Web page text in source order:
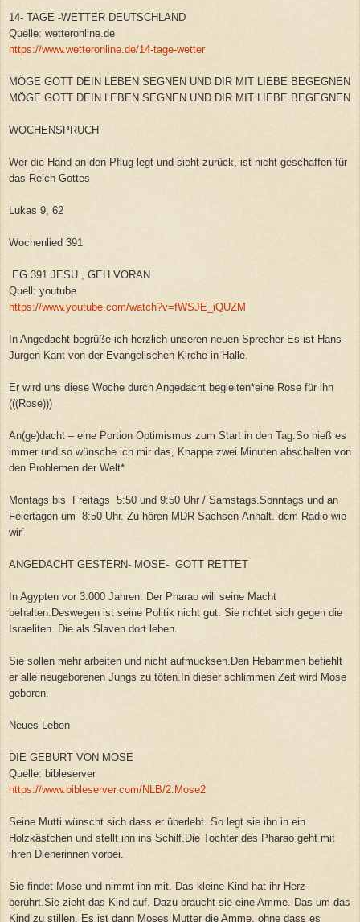
14- TAGE -WETTER DEUTSCHLAND
Quelle: wetteronline.de
https://www.wetteronline.de/14-tage-wetter
MÖGE GOTT DEIN LEBEN SEGNEN UND DIR MIT LIEBE BEGEGNEN
MÖGE GOTT DEIN LEBEN SEGNEN UND DIR MIT LIEBE BEGEGNEN
WOCHENSPRUCH
Wer die Hand an den Pflug legt und sieht zurück, ist nicht geschaffen für
das Reich Gottes
Lukas 9, 62
Wochenlied 391
EG 391 JESU , GEH VORAN
Quell: youtube
https://www.youtube.com/watch?v=fWSJE_iQUZM
In Angedacht begrüße ich herzlich unseren neuen Sprecher Es ist Hans-
Jürgen Kant von der Evangelischen Kirche in Halle.
Er wird uns diese Woche durch Angedacht begleiten*eine Rose für ihn
(((Rose)))
An(ge)dacht – eine Portion Optimismus zum Start in den Tag.So hieß es
immer und so wünsche ich mir das, Knappe zwei Minuten abschalten von
den Problemen der Welt*
Montags bis Freitags 5:50 und 9:50 Uhr / Samstags.Sonntags und an
Feiertagen um 8:50 Uhr. Zu hören MDR Sachsen-Anhalt. dem Radio wie
wir`
ANGEDACHT GESTERN- MOSE- GOTT RETTET
In Agypten vor 3.000 Jahren. Der Pharao will seine Macht
behalten.Deswegen ist seine Politik nicht gut. Sie richtet sich gegen die
Israeliten. Die als Slaven dort leben.
Sie sollen mehr arbeiten und nicht aufmucksen.Den Hebammen befiehlt
er alle neugeborenen Jungs zu töten.In dieser schlimmen Zeit wird Mose
geboren.
Neues Leben
DIE GEBURT VON MOSE
Quelle: bibleserver
https://www.bibleserver.com/NLB/2.Mose2
Seine Mutti wünscht sich dass er überlebt. So legt sie ihn in ein
Holzkästchen und stellt ihn ins Schilf.Die Tochter des Pharao geht mit
ihren Dienerinnen vorbei.
Sie findet Mose und nimmt ihn mit. Das kleine Kind hat ihr Herz
berührt.Sie zieht das Kind auf. Dazu braucht sie eine Amme. Das um das
Kind zu stillen. Es ist dann Moses Mutter die Amme, ohne dass es